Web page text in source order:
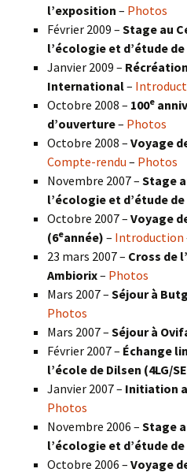
l’exposition – Photos
Février 2009 – Stage au
l’écologie et d’étude
Janvier 2009 –
International–
Octobre 2008 – 100e
d’ouverture– Photos
Octobre 2008 – Voyage
Compte-rendu – Photos
Novembre 2007 – Stage
l’écologie et d’étude
Octobre 2007 – Voyage
(6eannée) – Introduction
23 mars 2007 – Cross de
Ambiorix– Photos
Mars 2007 – Séjour à
Photos
Mars 2007 – Séjour à
Février 2007 – Échange
l’école de Dilsen (4LG/
Janvier 2007 – Initiation
Photos
Novembre 2006 – Stage
l’écologie et d’étude
Octobre 2006 – Voyage